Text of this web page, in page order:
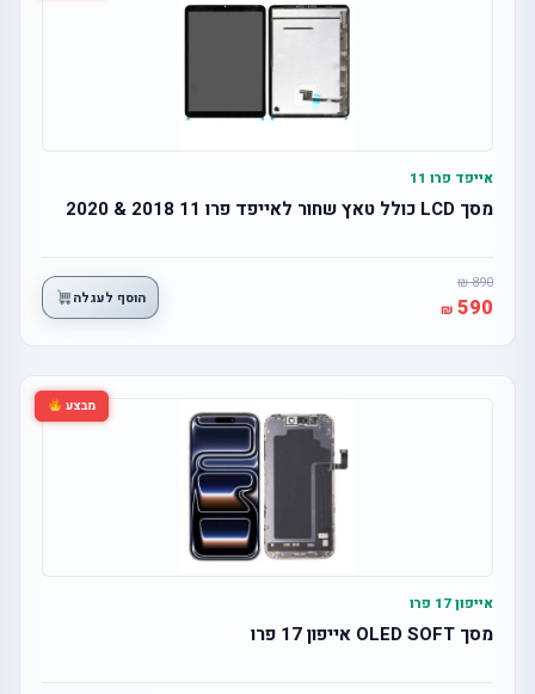
אייפד פרו 11
מסך LCD כולל טאץ שחור לאייפד פרו 11 2018 & 2020
890
590 הוסף לעגלה
מבצע
אייפון 17 פרו
מסך OLED SOFT אייפון 17 פרו